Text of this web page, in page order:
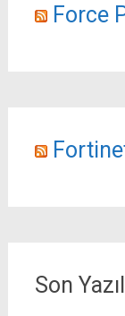
Force
Son